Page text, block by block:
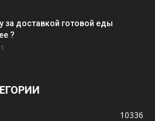
за доставкой готовой еды
?
10336